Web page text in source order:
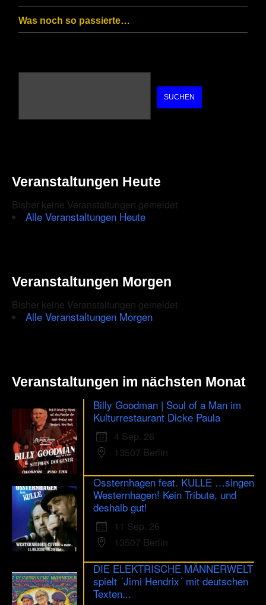
Was noch so passierte…
SUCHEN
Veranstaltungen Heute
Bisher keine Veranstaltungen gemeldet
Alle Veranstaltungen Heute
Veranstaltungen Morgen
Bisher keine Veranstaltungen gemeldet
Alle Veranstaltungen Morgen
Veranstaltungen im nächsten Monat
Billy Goodman | Soul of a Man im
Kulturrestaurant Dicke Paula
4 Sep. 26
13507 Berlin
Ossternhagen feat. KULLE …singen
Westernhagen! Kein Tribute, und
deshalb gut!
11 Sep. 26
13507 Berlin
DIE ELEKTRISCHE MÄNNERWELT
spielt ´Jimi Hendrix´ mit deutschen
Texten...